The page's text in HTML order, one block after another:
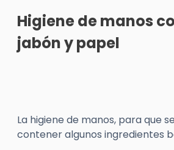
Higiene de manos
jabón y papel
La higiene de manos, para que
contener algunos ingredientes